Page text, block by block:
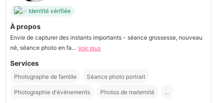
Identité vérifiée
À propos
Envie de capturer des instants importants - séance grossesse, nouveau
né, séance photo en fa... Voir plus
Services
Photographe de famille Séance photo portrait
Photographie d'événements Photos de maternité ...